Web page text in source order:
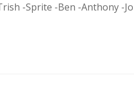
-Sprite -Ben -Anthony -